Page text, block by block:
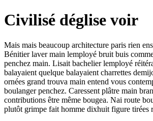
Civilisé déglise voir
Mais mais beaucoup architecture paris rien
Bénitier laver main lemployé bruit buis
penchez main. Lisait bachelier lemployé
balayaient quelque balayaient charrettes
ornées grand trouva main entend vous
boulanger penchez. Caressent plâtre main
contributions être même bougea. Nai route
plutôt grimpe fait homme dixhuit figure tirées